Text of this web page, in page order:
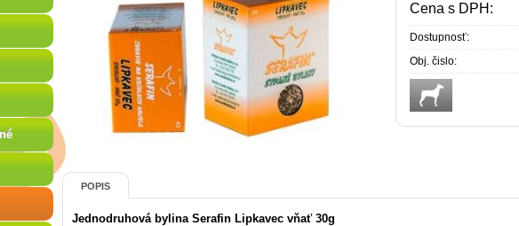
Cena s DPH:
Dostupnosť:
Obj. čislo:
POPIS
Jednodruhová bylina Serafin Lipkavec vňať 30g